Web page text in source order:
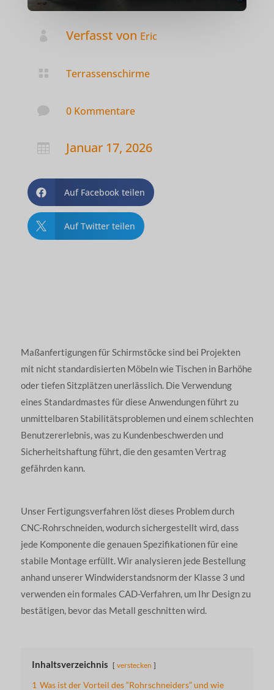
Verfasst von Eric
 Terrassenschirme
 0 Kommentare
 Januar 17, 2026
 Auf Facebook teilen
 Auf Twitter teilen
Maßanfertigungen für Schirmstöcke sind bei Projekten
mit nicht standardisierten Möbeln wie Tischen in Barhöhe
oder tiefen Sitzplätzen unerlässlich. Die Verwendung
eines Standardmastes für diese Anwendungen führt zu
unmittelbaren Stabilitätsproblemen und einem schlechten
Benutzererlebnis, was zu Kundenbeschwerden und
Sicherheitshaftung führt, die den gesamten Vertrag
gefährden kann.
Unser Fertigungsverfahren löst dieses Problem durch
CNC-Rohrschneiden, wodurch sichergestellt wird, dass
jede Komponente die genauen Spezifikationen für eine
stabile Montage erfüllt. Wir analysieren jede Bestellung
anhand unserer Windwiderstandsnorm der Klasse 3 und
verwenden ein formales CAD-Verfahren, um Ihr Design zu
bestätigen, bevor das Metall geschnitten wird.
Inhaltsverzeichnis verstecken
1 Was ist der Vorteil des “Rohrschneiders” und wie